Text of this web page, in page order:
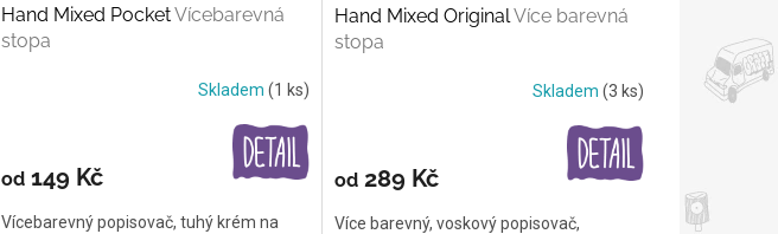
Hand Mixed PocketVícebarevná
stopa
Skladem (1 ks)
od149 Kč
Vícebarevný popisovač, tuhý krém na
Hand Mixed OriginalVíce barevná
stopa
Skladem (3 ks)
od289 Kč
Více barevný, voskový popisovač,